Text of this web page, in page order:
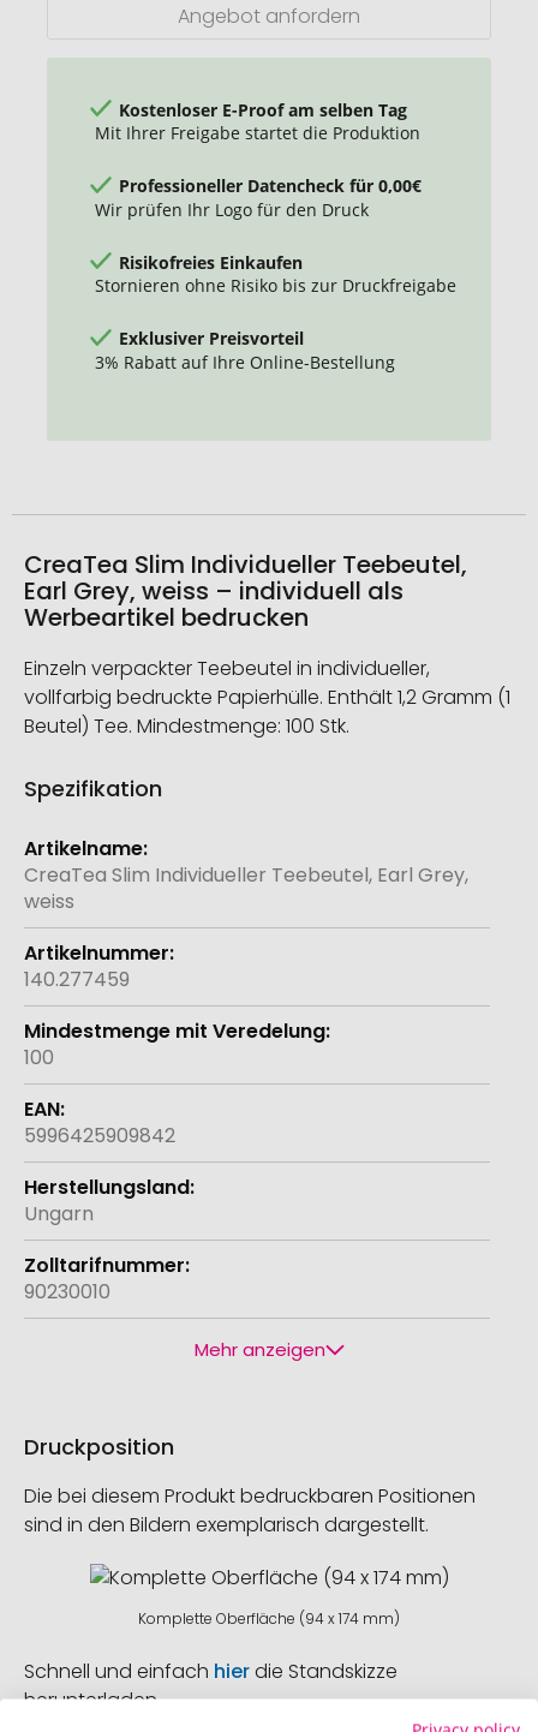
Angebot anfordern
Kostenloser E-Proof am selben Tag
Mit Ihrer Freigabe startet die Produktion
Professioneller Datencheck für 0,00€
Wir prüfen Ihr Logo für den Druck
Risikofreies Einkaufen
Stornieren ohne Risiko bis zur Druckfreigabe
Exklusiver Preisvorteil
3% Rabatt auf Ihre Online-Bestellung
CreaTea Slim Individueller Teebeutel,
Earl Grey, weiss – individuell als
Werbeartikel bedrucken
Einzeln verpackter Teebeutel in individueller,
vollfarbig bedruckte Papierhülle. Enthält 1,2 Gramm (1
Beutel) Tee. Mindestmenge: 100 Stk.
Spezifikation
Weitere
Informationen
CreaTea Slim Individueller Teebeutel, Earl Grey,
weiss
140.277459
100
5996425909842
Ungarn
90230010
Mehr anzeigen
Druckposition
Die bei diesem Produkt bedruckbaren Positionen
sind in den Bildern exemplarisch dargestellt.
Komplette Oberfläche (94 x 174 mm)
Schnell und einfach hierdie Standskizze
herunterladen.